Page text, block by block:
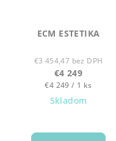
ECM ESTETIKA
€3 454,47 bez DPH
€4 249
Jednotková
cena:
€4 249 / 1 ks
Skladom